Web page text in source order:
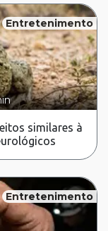
Entretenimento
similares à
Entretenimento